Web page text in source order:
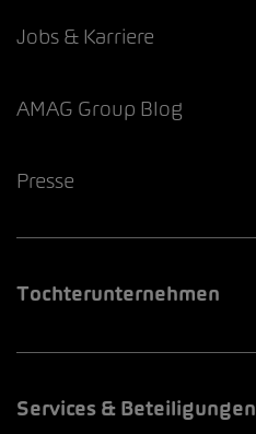
Jobs & Karriere
AMAG Group Blog
Presse
Tochterunternehmen
Services & Beteiligungen